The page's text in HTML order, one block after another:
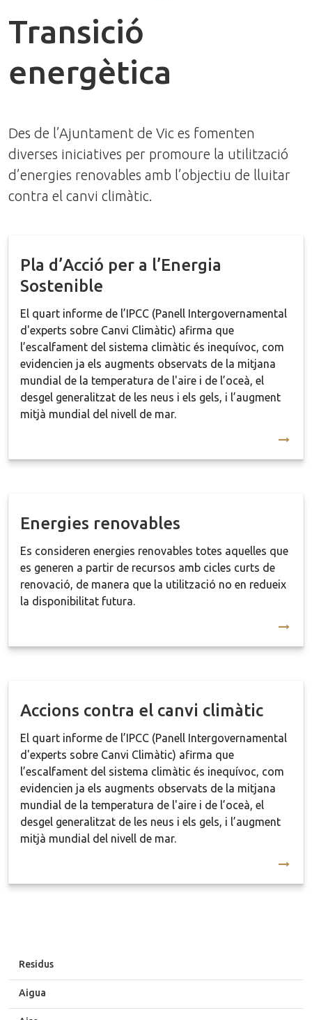
Transició
energètica
Des de l’Ajuntament de Vic es fomenten
diverses iniciatives per promoure la utilització
d’energies renovables amb l’objectiu de lluitar
contra el canvi climàtic.
Pla d’Acció per a l’Energia
Sostenible
El quart informe de l’IPCC (Panell Intergovernamental
d'experts sobre Canvi Climàtic) afirma que
l’escalfament del sistema climàtic és inequívoc, com
evidencien ja els augments observats de la mitjana
mundial de la temperatura de l'aire i de l’oceà, el
desgel generalitzat de les neus i els gels, i l’augment
mitjà mundial del nivell de mar.
Energies renovables
Es consideren energies renovables totes aquelles que
es generen a partir de recursos amb cicles curts de
renovació, de manera que la utilització no en redueix
la disponibilitat futura.
Accions contra el canvi climàtic
El quart informe de l’IPCC (Panell Intergovernamental
d'experts sobre Canvi Climàtic) afirma que
l’escalfament del sistema climàtic és inequívoc, com
evidencien ja els augments observats de la mitjana
mundial de la temperatura de l'aire i de l’oceà, el
desgel generalitzat de les neus i els gels, i l’augment
mitjà mundial del nivell de mar.
Residus
Aigua